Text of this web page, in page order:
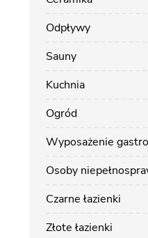
Odpływy
Sauny
Kuchnia
Ogród
Wyposażenie
Osoby
Czarne łazienki
Złote łazienki